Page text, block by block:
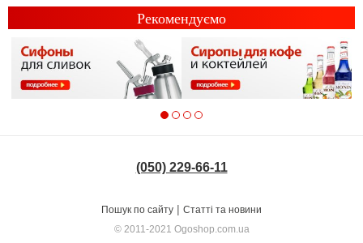
Рекомендуємо
(050) 229-66-11
Пошук по сайту | Статті та новини
© 2011-2021 Ogoshop.com.ua